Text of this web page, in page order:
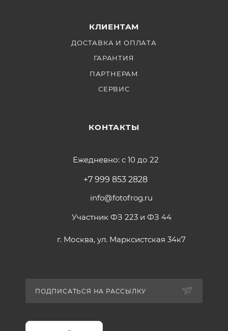
КЛИЕНТАМ
ДОСТАВКА И ОПЛАТА
ГАРАНТИЯ
ПАРТНЕРАМ
СЕРВИС
КОНТАКТЫ
Ежедневно: с 10 до 22
+7 999 853 2828
info@fotofrog.ru
Участник ФЗ 223 и ФЗ 44
г. Москва, ул. Марксистская 34к7
ПОДПИСАТЬСЯ НА РАССЫЛКУ